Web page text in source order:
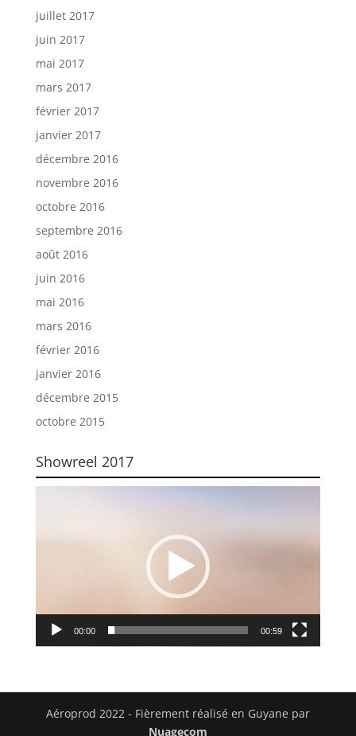
juillet 2017
juin 2017
mai 2017
mars 2017
février 2017
janvier 2017
décembre 2016
novembre 2016
octobre 2016
septembre 2016
août 2016
juin 2016
mai 2016
mars 2016
février 2016
janvier 2016
décembre 2015
octobre 2015
Showreel 2017
00:00 00:59
Aéroprod 2022 - Fièrement réalisé en Guyane par
Nuagecom